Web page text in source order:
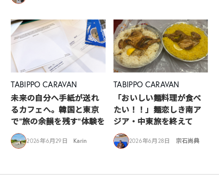
TABIPPO CARAVAN
未来の自分へ手紙が送れ
るカフェへ。韓国と東京
で“旅の余韻を残す”体験を
2026年6月29日 Karin
TABIPPO CARAVAN
「おいしい麺料理が食べ
たい！！」麺恋しき南ア
ジア・中東旅を終えて
2026年6月28日 宗石尚典